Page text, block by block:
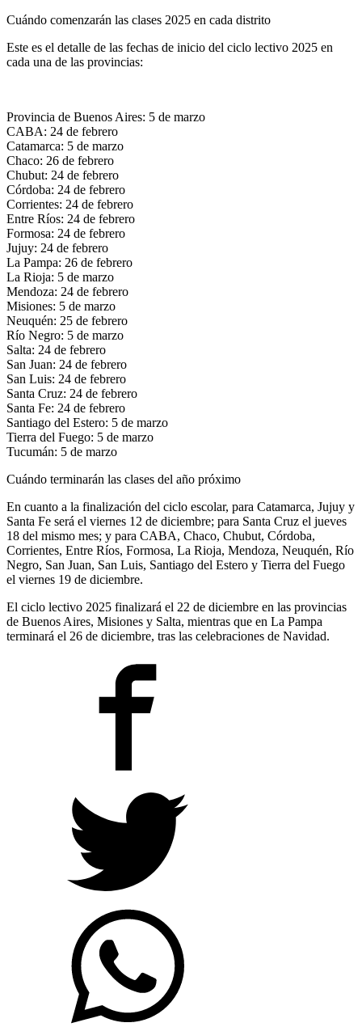
Cuándo comenzarán las clases 2025 en cada distrito
Este es el detalle de las fechas de inicio del ciclo lectivo 2025 en
cada una de las provincias:
Provincia de Buenos Aires: 5 de marzo
CABA: 24 de febrero
Catamarca: 5 de marzo
Chaco: 26 de febrero
Chubut: 24 de febrero
Córdoba: 24 de febrero
Corrientes: 24 de febrero
Entre Ríos: 24 de febrero
Formosa: 24 de febrero
Jujuy: 24 de febrero
La Pampa: 26 de febrero
La Rioja: 5 de marzo
Mendoza: 24 de febrero
Misiones: 5 de marzo
Neuquén: 25 de febrero
Río Negro: 5 de marzo
Salta: 24 de febrero
San Juan: 24 de febrero
San Luis: 24 de febrero
Santa Cruz: 24 de febrero
Santa Fe: 24 de febrero
Santiago del Estero: 5 de marzo
Tierra del Fuego: 5 de marzo
Tucumán: 5 de marzo
Cuándo terminarán las clases del año próximo
En cuanto a la finalización del ciclo escolar, para Catamarca, Jujuy y
Santa Fe será el viernes 12 de diciembre; para Santa Cruz el jueves
18 del mismo mes; y para CABA, Chaco, Chubut, Córdoba,
Corrientes, Entre Ríos, Formosa, La Rioja, Mendoza, Neuquén, Río
Negro, San Juan, San Luis, Santiago del Estero y Tierra del Fuego
el viernes 19 de diciembre.
El ciclo lectivo 2025 finalizará el 22 de diciembre en las provincias
de Buenos Aires, Misiones y Salta, mientras que en La Pampa
terminará el 26 de diciembre, tras las celebraciones de Navidad.